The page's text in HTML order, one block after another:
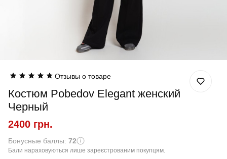
Отзывы о товаре
Костюм Pobedov Elegant женский
Черный
2400 грн.
Бонусные баллы: 72
Бали нараховуються лише зареєстрованим покупцям.